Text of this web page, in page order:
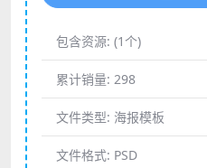
包含资源: (1个)
累计销量: 298
文件类型: 海报模板
文件格式: PSD